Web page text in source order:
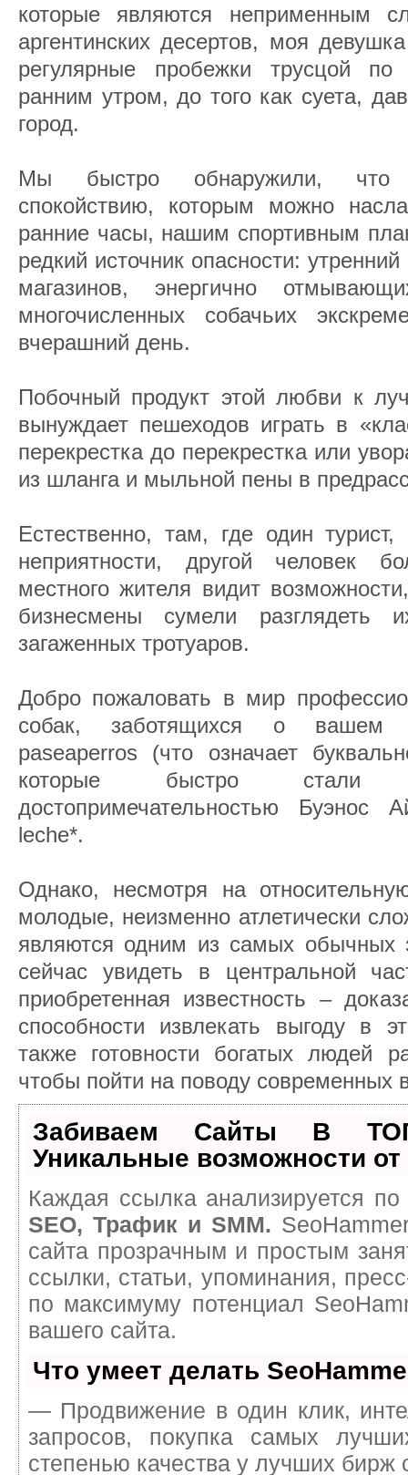
которые являются неприменным
аргентинских десертов, моя
регулярные пробежки трусцой по
ранним утром, до того как суета,
город.
Мы быстро обнаружили, что
спокойствию, которым можно
ранние часы, нашим спортивным
редкий источник опасности:
магазинов, энергично
многочисленных собачьих
вчерашний день.
Побочный продукт этой любви к
вынуждает пешеходов играть в
перекрестка до перекрестка или
из шланга и мыльной пены в
Естественно, там, где один
неприятности, другой человек
местного жителя видит
бизнесмены сумели разглядеть
загаженных тротуаров.
Добро пожаловать в мир
собак, заботящихся о вашем
paseaperros (что означает
которые быстро стали
достопримечательностью
leche*.
Однако, несмотря на
молодые, неизменно атлетически
являются одним из самых обычных
сейчас увидеть в центральной
приобретенная известность –
способности извлекать выгоду в
также готовности богатых людей
чтобы пойти на поводу современных
Забиваем Сайты В
Уникальные возможности от
Каждая ссылка анализируется
SEO, Трафик и SMM.
сайта прозрачным и простым
ссылки, статьи, упоминания,
по максимуму потенциал
вашего сайта.
Что умеет делать
— Продвижение в один клик,
запросов, покупка самых
степенью качества у лучших бирж